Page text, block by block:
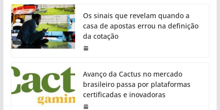
Os sinais que revelam quando a
casa de apostas errou na definição
da cotação
Avanço da Cactus no mercado
brasileiro passa por plataformas
certificadas e inovadoras